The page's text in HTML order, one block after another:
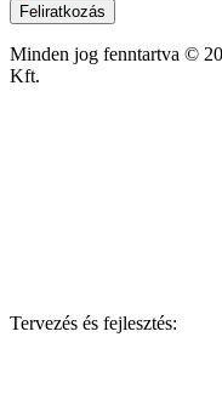
Feliratkozás
Minden jog fenntartva ©
Kft.
Tervezés és fejlesztés: